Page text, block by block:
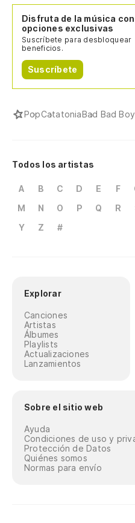
Disfruta de la música con
opciones exclusivas
Suscríbete para desbloquear
beneficios.
Suscríbete
PopCatatoniaBad Bad Boy
Todos los artistas
A B C D E F
M
N O P Q R
Y
Z #
Explorar
Canciones
Artistas
Álbumes
Playlists
Actualizaciones
Lanzamientos
Sobre el sitio web
Ayuda
Condiciones de uso y
Protección de Datos
Quiénes somos
Normas para envío